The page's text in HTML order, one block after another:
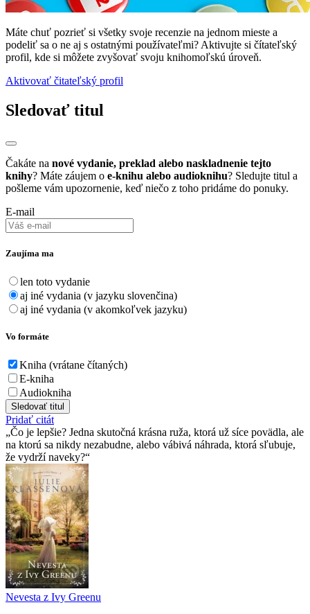
Máte chuť pozrieť si všetky svoje recenzie na jednom mieste a
podeliť sa o ne aj s ostatnými používateľmi? Aktivujte si čítateľský
profil, kde si môžete zvyšovať svoju knihomoľskú úroveň.
Aktivovať čitateľský profil
Sledovať titul
Čakáte na nové vydanie, preklad alebo naskladnenie tejto
knihy? Máte záujem o e-knihu alebo audioknihu? Sledujte titul a
pošleme vám upozornenie, keď niečo z toho pridáme do ponuky.
E-mail
Zaujíma ma
len toto vydanie
aj iné vydania (v jazyku slovenčina)
aj iné vydania (v akomkoľvek jazyku)
Vo formáte
Kniha (vrátane čítaných)
E-kniha
Audiokniha
Sledovať titul
Pridať citát
Čo je lepšie? Jedna skutočná krásna ruža, ktorá už síce povädla, ale
na ktorú sa nikdy nezabudne, alebo vábivá náhrada, ktorá sľubuje,
že vydrží naveky?
Nevesta z Ivy Greenu